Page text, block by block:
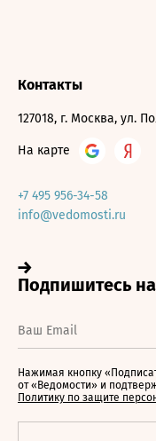
Контакты
127018, г. Москва, ул.
На карте
+7 495 956-34-58
info@vedomosti.ru
Нажимая кнопку
от «Ведомости» и
Политику по защите